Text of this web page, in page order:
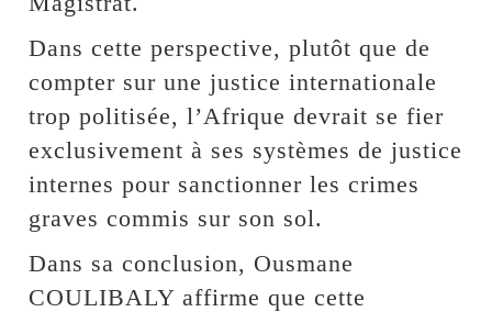
Dans cette perspective, plutôt que de
compter sur une justice internationale
trop politisée, l’Afrique devrait se fier
exclusivement à ses systèmes de justice
internes pour sanctionner les crimes
graves commis sur son sol.
Dans sa conclusion, Ousmane
COULIBALY affirme que cette